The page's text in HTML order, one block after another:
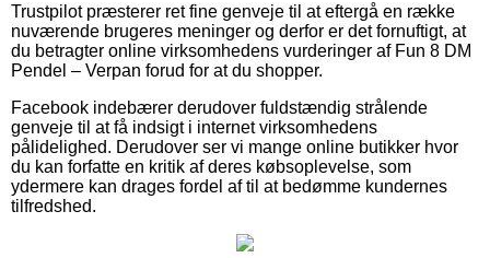
Trustpilot præsterer ret fine genveje til at eftergå en række
nuværende brugeres meninger og derfor er det fornuftigt, at
du betragter online virksomhedens vurderinger af Fun 8 DM
Pendel – Verpan forud for at du shopper.
Facebook indebærer derudover fuldstændig strålende
genveje til at få indsigt i internet virksomhedens
pålidelighed. Derudover ser vi mange online butikker hvor
du kan forfatte en kritik af deres købsoplevelse, som
ydermere kan drages fordel af til at bedømme kundernes
tilfredshed.